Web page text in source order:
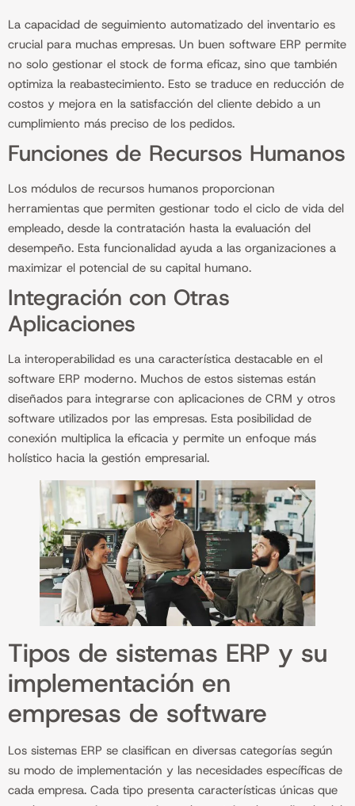
La capacidad de seguimiento automatizado del inventario es
crucial para muchas empresas. Un buen software ERP permite
no solo gestionar el stock de forma eficaz, sino que también
optimiza la reabastecimiento. Esto se traduce en reducción de
costos y mejora en la satisfacción del cliente debido a un
cumplimiento más preciso de los pedidos.
Funciones de Recursos Humanos
Los módulos de recursos humanos proporcionan
herramientas que permiten gestionar todo el ciclo de vida del
empleado, desde la contratación hasta la evaluación del
desempeño. Esta funcionalidad ayuda a las organizaciones a
maximizar el potencial de su capital humano.
Integración con Otras
Aplicaciones
La interoperabilidad es una característica destacable en el
software ERP moderno. Muchos de estos sistemas están
diseñados para integrarse con aplicaciones de CRM y otros
software utilizados por las empresas. Esta posibilidad de
conexión multiplica la eficacia y permite un enfoque más
holístico hacia la gestión empresarial.
Tipos de sistemas ERP y su
implementación en
empresas de software
Los sistemas ERP se clasifican en diversas categorías según
su modo de implementación y las necesidades específicas de
cada empresa. Cada tipo presenta características únicas que